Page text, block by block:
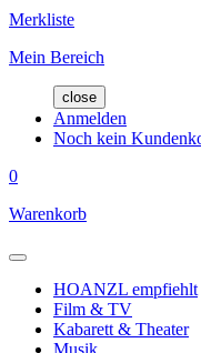
Merkliste
Mein Bereich
close
Anmelden
Noch kein
0
Warenkorb
HOANZL empfiehlt
Film & TV
Kabarett & Theater
Musik